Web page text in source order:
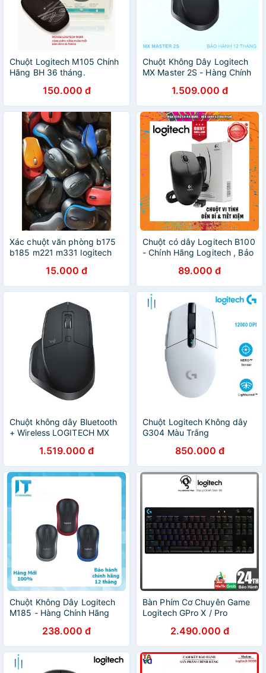
Chuột Logitech M105 Chính
Hãng BH 36 tháng.
150.000 đ
Chuột Không Dây Logitech
MX Master 2S - Hàng Chính
1.509.000 đ
Xác chuột văn phòng b175
b185 m221 m331 logitech
15.000 đ
Chuột có dây Logitech B100
- Chính Hãng Logitech , Bảo
89.000 đ
Chuột không dây Bluetooth
+ Wireless LOGITECH MX
1.519.000 đ
Chuột Logitech Không dây
G304 Màu Trắng
850.000 đ
Chuột Không Dây Logitech
M185 - Hàng Chính Hãng
238.000 đ
Bàn Phím Cơ Chuyên Game
Logitech GPro X / Pro
2.490.000 đ